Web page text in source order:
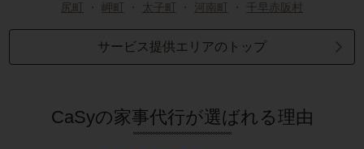
尻町 ・ 岬町 ・ 太子町 ・ 河南町 ・ 千早赤阪村
サービス提供エリアのトップ
CaSyの家事代行が選ばれる理由